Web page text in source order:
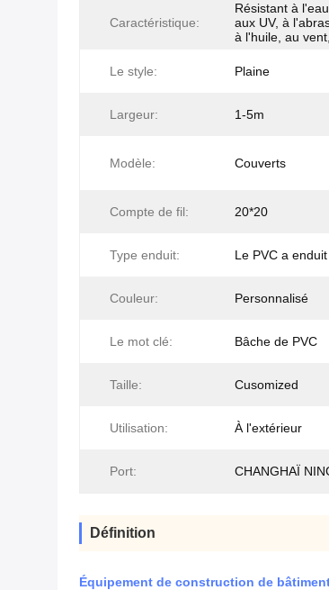
Caractéristique:
Résistant à
aux UV, à
à l'huile, au vent,
Le style: Plaine
Largeur: 1-5m
Modèle: Couverts
Compte de fil: 20*20
Type enduit: Le PVC a enduit
Couleur: Personnalisé
Le mot clé: Bâche de PVC
Taille: Cusomized
Utilisation: À l'extérieur
Port: CHANGHAÏ
Définition
Équipement de construction de